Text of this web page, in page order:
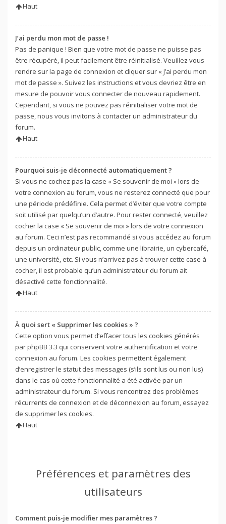
Haut
J’ai perdu mon mot de passe !
Pas de panique ! Bien que votre mot de passe ne puisse pas
être récupéré, il peut facilement être réinitialisé. Veuillez vous
rendre sur la page de connexion et cliquer sur « J’ai perdu mon
mot de passe ». Suivez les instructions et vous devriez être en
mesure de pouvoir vous connecter de nouveau rapidement.
Cependant, si vous ne pouvez pas réinitialiser votre mot de
passe, nous vous invitons à contacter un administrateur du
forum.
Haut
Pourquoi suis-je déconnecté automatiquement ?
Si vous ne cochez pas la case « Se souvenir de moi » lors de
votre connexion au forum, vous ne resterez connecté que pour
une période prédéfinie. Cela permet d’éviter que votre compte
soit utilisé par quelqu’un d’autre. Pour rester connecté, veuillez
cocher la case « Se souvenir de moi » lors de votre connexion
au forum. Ceci n’est pas recommandé si vous accédez au forum
depuis un ordinateur public, comme une librairie, un cybercafé,
une université, etc. Si vous n’arrivez pas à trouver cette case à
cocher, il est probable qu’un administrateur du forum ait
désactivé cette fonctionnalité.
Haut
À quoi sert « Supprimer les cookies » ?
Cette option vous permet d’effacer tous les cookies générés
par phpBB 3.3 qui conservent votre authentification et votre
connexion au forum. Les cookies permettent également
d’enregistrer le statut des messages (s’ils sont lus ou non lus)
dans le cas où cette fonctionnalité a été activée par un
administrateur du forum. Si vous rencontrez des problèmes
récurrents de connexion et de déconnexion au forum, essayez
de supprimer les cookies.
Haut
Préférences et paramètres des
utilisateurs
Comment puis-je modifier mes paramètres ?